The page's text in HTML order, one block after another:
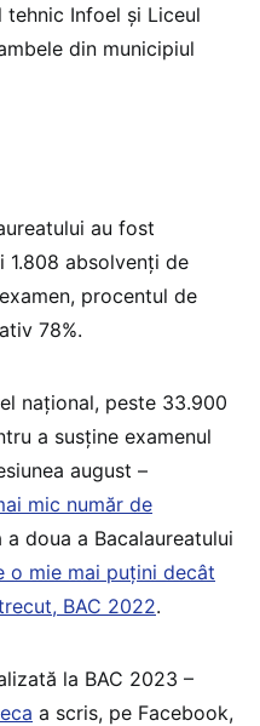
Infoel şi Liceul
din municipiul
au fost
1.808 absolvenţi de
procentul de
78%.
național, peste 33.900
a susține examenul
august –
mic număr de
doua a Bacalaureatului
o mie mai puțini decât
BAC 2022.
la BAC 2023 –
a scris, pe Facebook,